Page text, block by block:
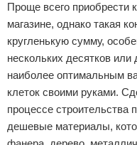
Проще всего приобрести
магазине, однако такая
кругленькую сумму,
нескольких десятков
наиболее оптимальным
клеток своими руками.
процессе строительства
дешевые материалы,